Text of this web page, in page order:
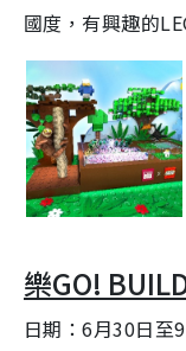
國度，有興趣的
樂GO!
日期：6月30日至